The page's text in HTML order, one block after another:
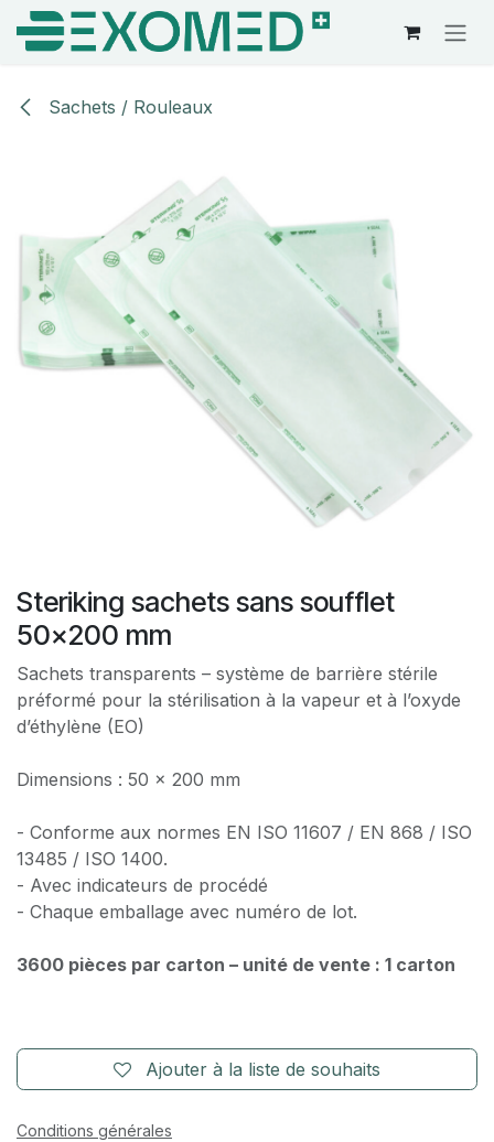
Se rendre au contenu
Sachets / Rouleaux
Steriking sachets sans soufflet
50x200 mm
Sachets transparents – système de barrière stérile
préformé pour la stérilisation à la vapeur et à l’oxyde
d’éthylène (EO)
Dimensions : 50 x 200 mm
- Conforme aux normes EN ISO 11607 / EN 868 / ISO
13485 / ISO 1400.
- Avec indicateurs de procédé
- Chaque emballage avec numéro de lot.
3600 pièces par carton – unité de vente : 1 carton
Ajouter à la liste de souhaits
Conditions générales